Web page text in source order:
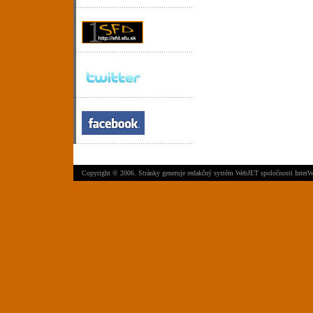
Copyright © 2006. Stránky generuje redakčný systém WebJET spoločnosti